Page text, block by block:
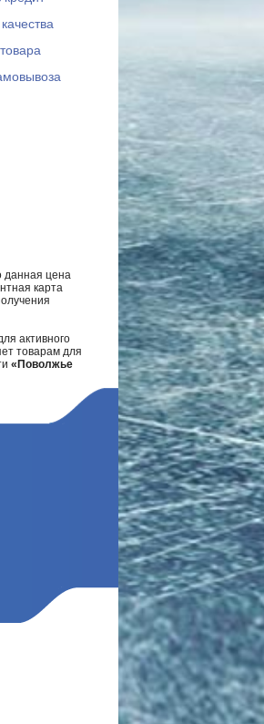
цена
карта
активного
товарам для
«Поволжье